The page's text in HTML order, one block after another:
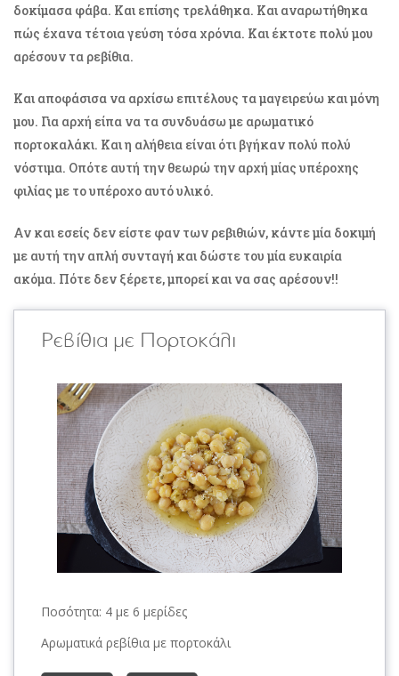
δοκίμασα φάβα. Και επίσης τρελάθηκα. Και αναρωτήθηκα
πώς έχανα τέτοια γεύση τόσα χρόνια. Και έκτοτε πολύ μου
αρέσουν τα ρεβίθια.
Και αποφάσισα να αρχίσω επιτέλους τα μαγειρεύω και μόνη
μου. Για αρχή είπα να τα συνδυάσω με αρωματικό
πορτοκαλάκι. Και η αλήθεια είναι ότι βγήκαν πολύ πολύ
νόστιμα. Οπότε αυτή την θεωρώ την αρχή μίας υπέροχης
φιλίας με το υπέροχο αυτό υλικό.
Αν και εσείς δεν είστε φαν των ρεβιθιών, κάντε μία δοκιμή
με αυτή την απλή συνταγή και δώστε του μία ευκαιρία
ακόμα. Πότε δεν ξέρετε, μπορεί και να σας αρέσουν!!
Ρεβίθια με Πορτοκάλι
Ποσότητα: 4 με 6 μερίδες
Αρωματικά ρεβίθια με πορτοκάλι